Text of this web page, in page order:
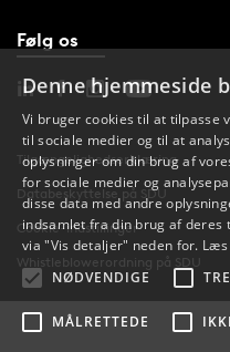
Følg os
Tilgængelighedserklæring
Databeskyttelse på SDU
Cookie-indstillinger
Whistleblowerordning på SDU
Denne hjemmeside
Vi bruger cookies til at tilpasse
til sociale medier og til at
oplysninger om din brug af
for sociale medier og
disse data med andre
indsamlet fra din brug af deres
via "Vis detaljer" neden for.
NØDVENDIGE
MÅLRETTEDE